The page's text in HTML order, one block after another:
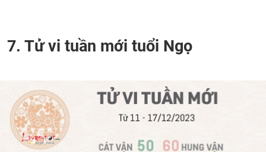
7. Tử vi tuần mới tuổi Ngọ